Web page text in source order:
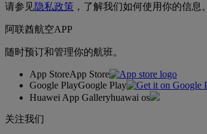
请参见隐私政策 ，了解我们如何使用你的信息。
阿联酋航空APP
随时预订和管理你的航班。
App StoreApp Store
Google PlayGoogle Play
Huawei App Galleryhuawai os
关注我们